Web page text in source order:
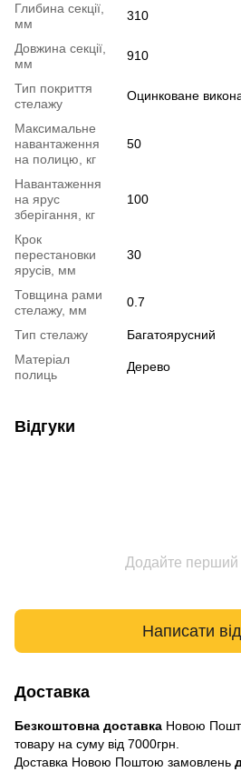
Глибина секції,
мм
310
Довжина секції,
мм
910
Тип покриття
стелажу
Оцинковане
Максимальне
навантаження
на полицю, кг
50
Навантаження
на ярус
зберігання, кг
100
Крок
перестановки
ярусів, мм
30
Товщина рами
стелажу, мм
0.7
Тип стелажу
Багатоярусний
Матеріал
полиць
Дерево
Відгуки
Додайте перший
Написати
Доставка
Безкоштовна доставка Новою
товару на суму від 7000грн.
Доставка Новою Поштою замовлень